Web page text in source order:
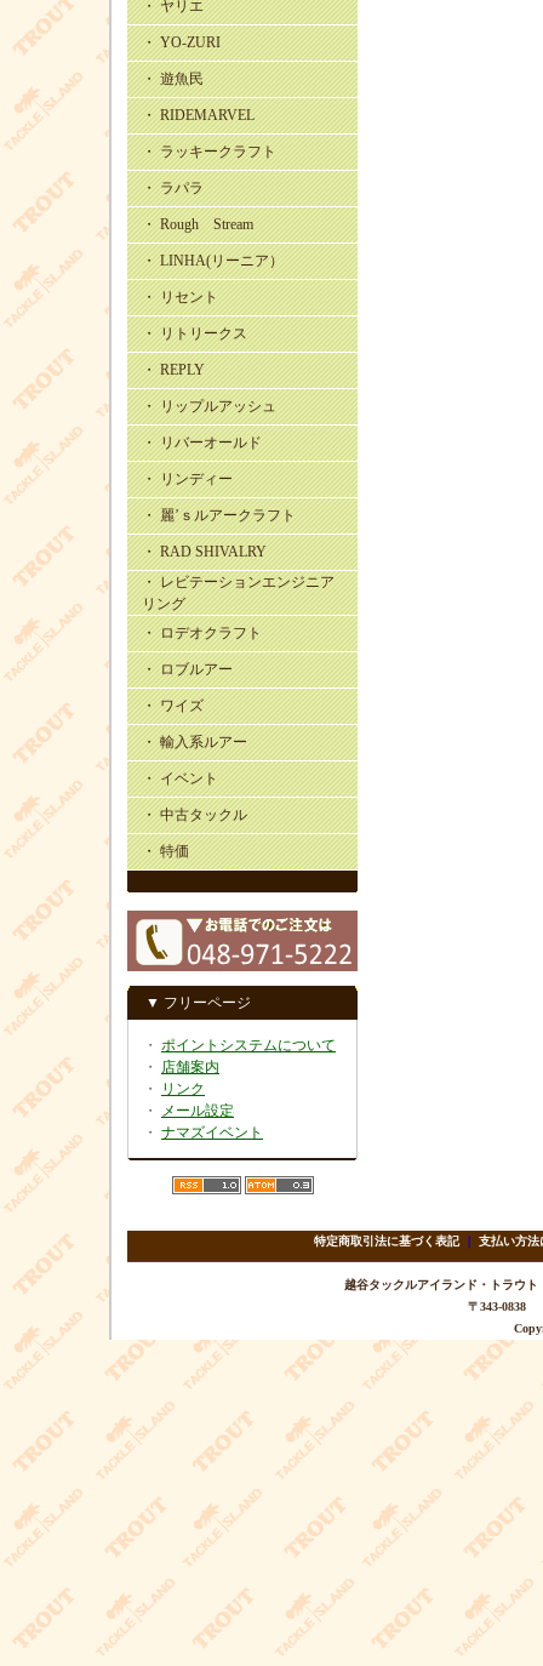
・ ヤリエ
・ YO-ZURI
・ 遊魚民
・ RIDEMARVEL
・ ラッキークラフト
・ ラパラ
・ Rough Stream
・ LINHA(リーニア）
・ リセント
・ リトリークス
・ REPLY
・ リップルアッシュ
・ リバーオールド
・ リンディー
・ 麗’ｓルアークラフト
・ RAD SHIVALRY
・ レビテーションエンジニア
リング
・ ロデオクラフト
・ ロブルアー
・ ワイズ
・ 輸入系ルアー
・ イベント
・ 中古タックル
・ 特価
▼ フリーページ
・ ポイントシステムについて
・ 店舗案内
・
リンク
・
メール設定
・ ナマズイベント
特定商取引法に基づく表記｜ 支払い方法
越谷タックルアイランド・トラ
〒343-0838